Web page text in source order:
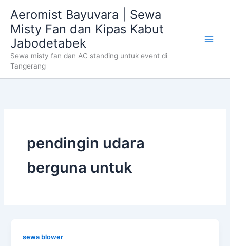
content
Aeromist Bayuvara | Sewa
Misty Fan dan Kipas Kabut
Jabodetabek
Sewa misty fan dan AC standing untuk event di
Tangerang
pendingin udara
berguna untuk
sewa blower